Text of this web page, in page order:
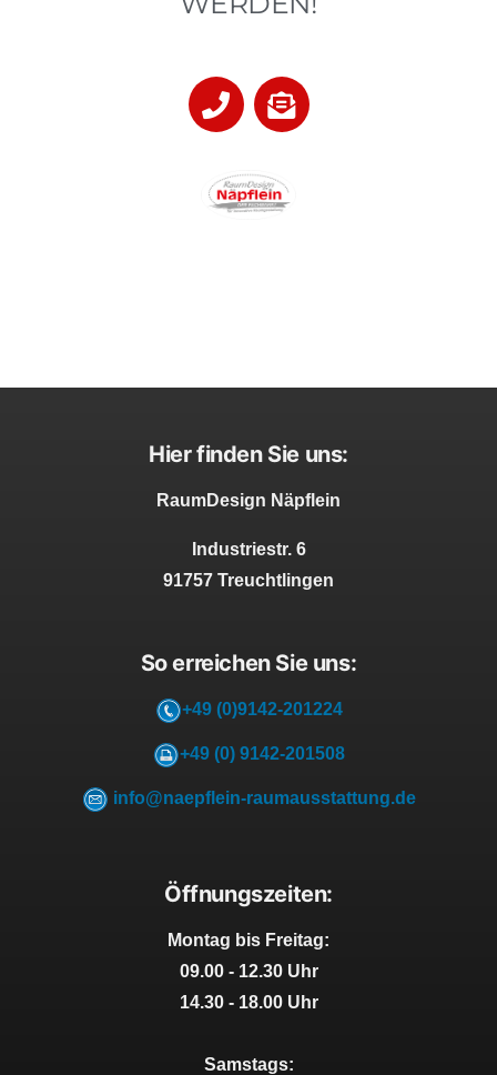
Hier finden Sie uns:
RaumDesign Näpflein
Industriestr. 6
91757 Treuchtlingen
So erreichen Sie uns:
+49 (0)9142-201224
+49 (0) 9142-201508
info@naepflein-raumausstattung.de
Öffnungszeiten:
Montag bis Freitag:
09.00 - 12.30 Uhr
14.30 - 18.00 Uhr
Samstags: